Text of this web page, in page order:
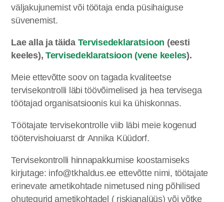
väljakujunemist või töötaja enda püsihaiguse
süvenemist.
Lae alla ja täida Tervisedeklaratsioon (eesti
keeles), Tervisedeklaratsioon (vene keeles).
Meie ettevõtte soov on tagada kvaliteetse
tervisekontrolli läbi töövõimelised ja hea tervisega
töötajad organisatsioonis kui ka ühiskonnas.
Töötajate tervisekontrolle viib läbi meie kogenud
töötervishoiuarst dr Annika Küüdorf.
Tervisekontrolli hinnapakkumise koostamiseks
kirjutage: info@tkhaldus.ee ettevõtte nimi, töötajate
erinevate ametikohtade nimetused ning põhilised
ohutegurid ametikohtadel ( riskianalüüs) või võtke